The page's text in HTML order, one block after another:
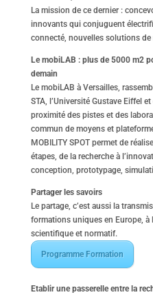
La mission de ce dernier :
innovants qui conjuguent
connecté, nouvelles solutions de
Le mobiLAB : plus de 5000 m2
demain
Le mobiLAB à Versailles,
STA, l’Université Gustave Eiffel
proximité des pistes et des
commun de moyens et
MOBILITY SPOT permet de
étapes, de la recherche à
conception, prototypage,
Partager les savoirs
Le partage, c’est aussi la
formations uniques en Europe, à
scientifique et normatif.
Programme Formation
Etablir une passerelle entre la